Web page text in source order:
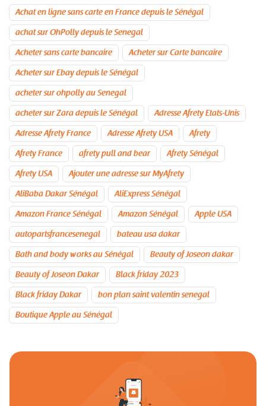
Achat en ligne sans carte en France depuis le Sénégal
achat sur OhPolly depuis le Senegal
Acheter sans carte bancaire Acheter sur Carte bancaire
Acheter sur Ebay depuis le Sénégal
acheter sur ohpolly au Senegal
acheter sur Zara depuis le Sénégal Adresse Afrety Etats-Unis
Adresse Afrety France Adresse Afrety USA Afrety
Afrety France afrety pull and bear Afrety Sénégal
Afrety USA Ajouter une adresse sur MyAfrety
AliBaba Dakar Sénégal AliExpress Sénégal
Amazon France Sénégal Amazon Sénégal Apple USA
autopartsfrancesenegal bateau usa dakar
Bath and body works au Sénégal Beauty of Joseon dakar
Beauty of Joseon Dakar Black friday 2023
Black friday Dakar bon plan saint valentin senegal
Boutique Apple au Sénégal